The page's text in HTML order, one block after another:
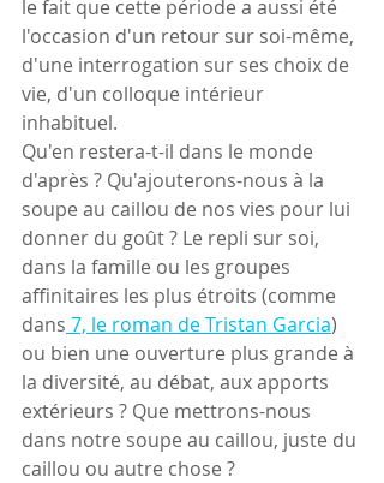
le fait que cette période a aussi été
l'occasion d'un retour sur soi-même,
d'une interrogation sur ses choix de
vie, d'un colloque intérieur
inhabituel.
Qu'en restera-t-il dans le monde
d'après ? Qu'ajouterons-nous à la
soupe au caillou de nos vies pour lui
donner du goût ? Le repli sur soi,
dans la famille ou les groupes
affinitaires les plus étroits (comme
dans 7, le roman de Tristan Garcia)
ou bien une ouverture plus grande à
la diversité, au débat, aux apports
extérieurs ? Que mettrons-nous
dans notre soupe au caillou, juste du
caillou ou autre chose ?